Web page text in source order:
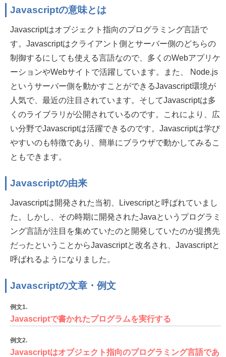
Javascriptの意味とは
Javascriptはオブジェクト指向のプログラミング言語で
す。Javascriptはクライアント側とサーバー側のどちらの
制御するにしても使える言語なので、多くのWebアプリケ
ーションやWebサイトで活躍しています。また、 Node.js
というサーバー側を動かすことができるJavascript環境が
人気で、最近の注目されています。そしてJavascriptは多
くのライブラリが公開されているのです。これにより、広
い分野でJavascriptは活躍できるのです。Javascriptは学び
やすいのも特徴であり、簡単にブラウザで動かしてみるこ
ともできます。
Javascriptの由来
Javascriptは開発された当初、Livescriptと呼ばれていまし
た。しかし、その時期に開発されたJavaというプログラミ
ング言語が注目を集めていたのと開発していたのが提携先
だったということからJavascriptと改名され、Javascriptと
呼ばれるようになりました。
Javascriptの文章・例文
例文1.
Javascriptで書かれたプログラムを実行する
例文2.
Javascriptはオブジェクト指向のプログラミング言語であ